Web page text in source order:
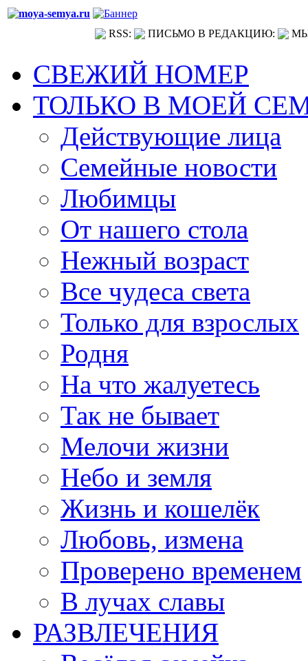
RSS: ПИСЬМО В РЕДАКЦИЮ:
СВЕЖИЙ НОМЕР
ТОЛЬКО В МОЕЙ
Действующие лица
Семейные новости
Любимцы
От нашего стола
Нежный возраст
Все чудеса света
Только для взрослых
Родня
На что жалуетесь
Так не бывает
Мелочи жизни
Небо и земля
Жизнь и кошелёк
Любовь, измена
Проверено временем
В лучах славы
РАЗВЛЕЧЕНИЯ